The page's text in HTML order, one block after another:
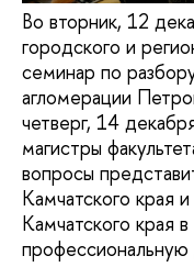
Во вторник, 12
городского и
семинар по
агломерации
четверг, 14
магистры
вопросы
Камчатского края
Камчатского края